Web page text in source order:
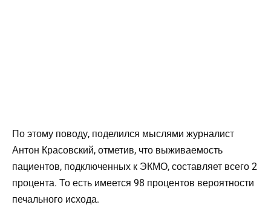
По этому поводу, поделился мыслями журналист
Антон Красовский, отметив, что выживаемость
пациентов, подключенных к ЭКМО, составляет всего 2
процента. То есть имеется 98 процентов вероятности
печального исхода.